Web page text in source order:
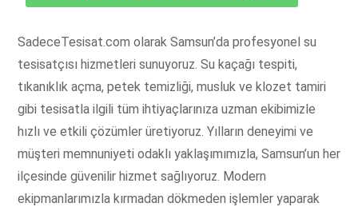
SadeceTesisat.com olarak Samsun’da profesyonel su
tesisatçısı hizmetleri sunuyoruz. Su kaçağı tespiti,
tıkanıklık açma, petek temizliği, musluk ve klozet tamiri
gibi tesisatla ilgili tüm ihtiyaçlarınıza uzman ekibimizle
hızlı ve etkili çözümler üretiyoruz. Yılların deneyimi ve
müşteri memnuniyeti odaklı yaklaşımımızla, Samsun’un her
ilçesinde güvenilir hizmet sağlıyoruz. Modern
ekipmanlarımızla kırmadan dökmeden işlemler yaparak